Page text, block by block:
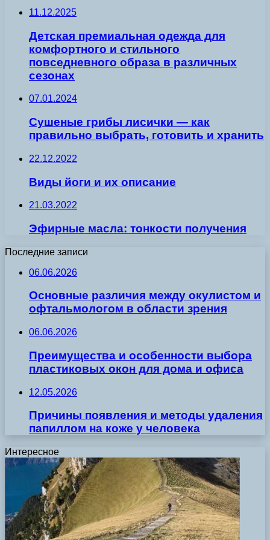
11.12.2025
Детская премиальная одежда для
комфортного и стильного
повседневного образа в различных
сезонах
07.01.2024
Сушеные грибы лисички — как
правильно выбрать, готовить и хранить
22.12.2022
Виды йоги и их описание
21.03.2022
Эфирные масла: тонкости получения
Последние записи
06.06.2026
Основные различия между окулистом и
офтальмологом в области зрения
06.06.2026
Преимущества и особенности выбора
пластиковых окон для дома и офиса
12.05.2026
Причины появления и методы удаления
папиллом на коже у человека
Интересное